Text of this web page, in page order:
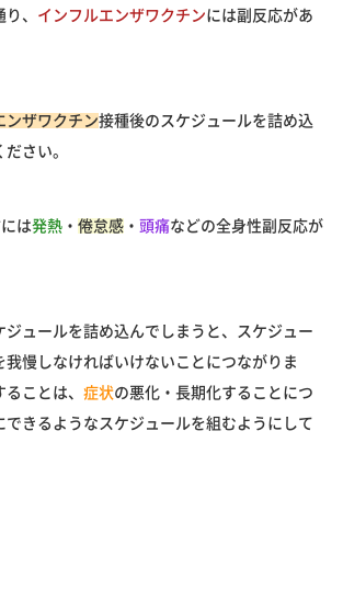
、 インフルエンザワクチンには副反応があ
ンザワクチン接種後のスケジュールを詰め込
さい。
は発熱 ・ 倦怠感 ・ 頭痛などの全身性副反応が
ジュールを詰め込んでしまうと、スケジュー
我慢しなければいけないことにつながりま
ことは、 症状の悪化・長期化することにつ
できるようなスケジュールを組むようにして